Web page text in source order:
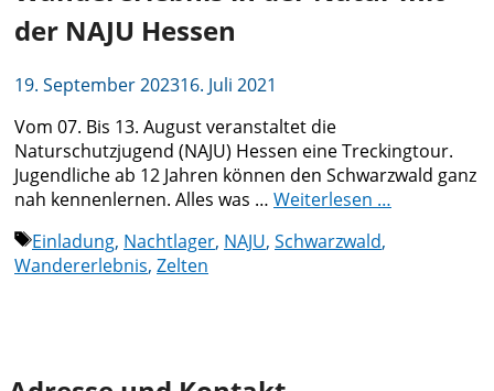
der NAJU Hessen
19. September 202316. Juli 2021
Vom 07. Bis 13. August veranstaltet die
Naturschutzjugend (NAJU) Hessen eine Treckingtour.
Jugendliche ab 12 Jahren können den Schwarzwald ganz
nah kennenlernen. Alles was … Weiterlesen …
Schlagwörter
Einladung, Nachtlager, NAJU, Schwarzwald,
Wandererlebnis, Zelten